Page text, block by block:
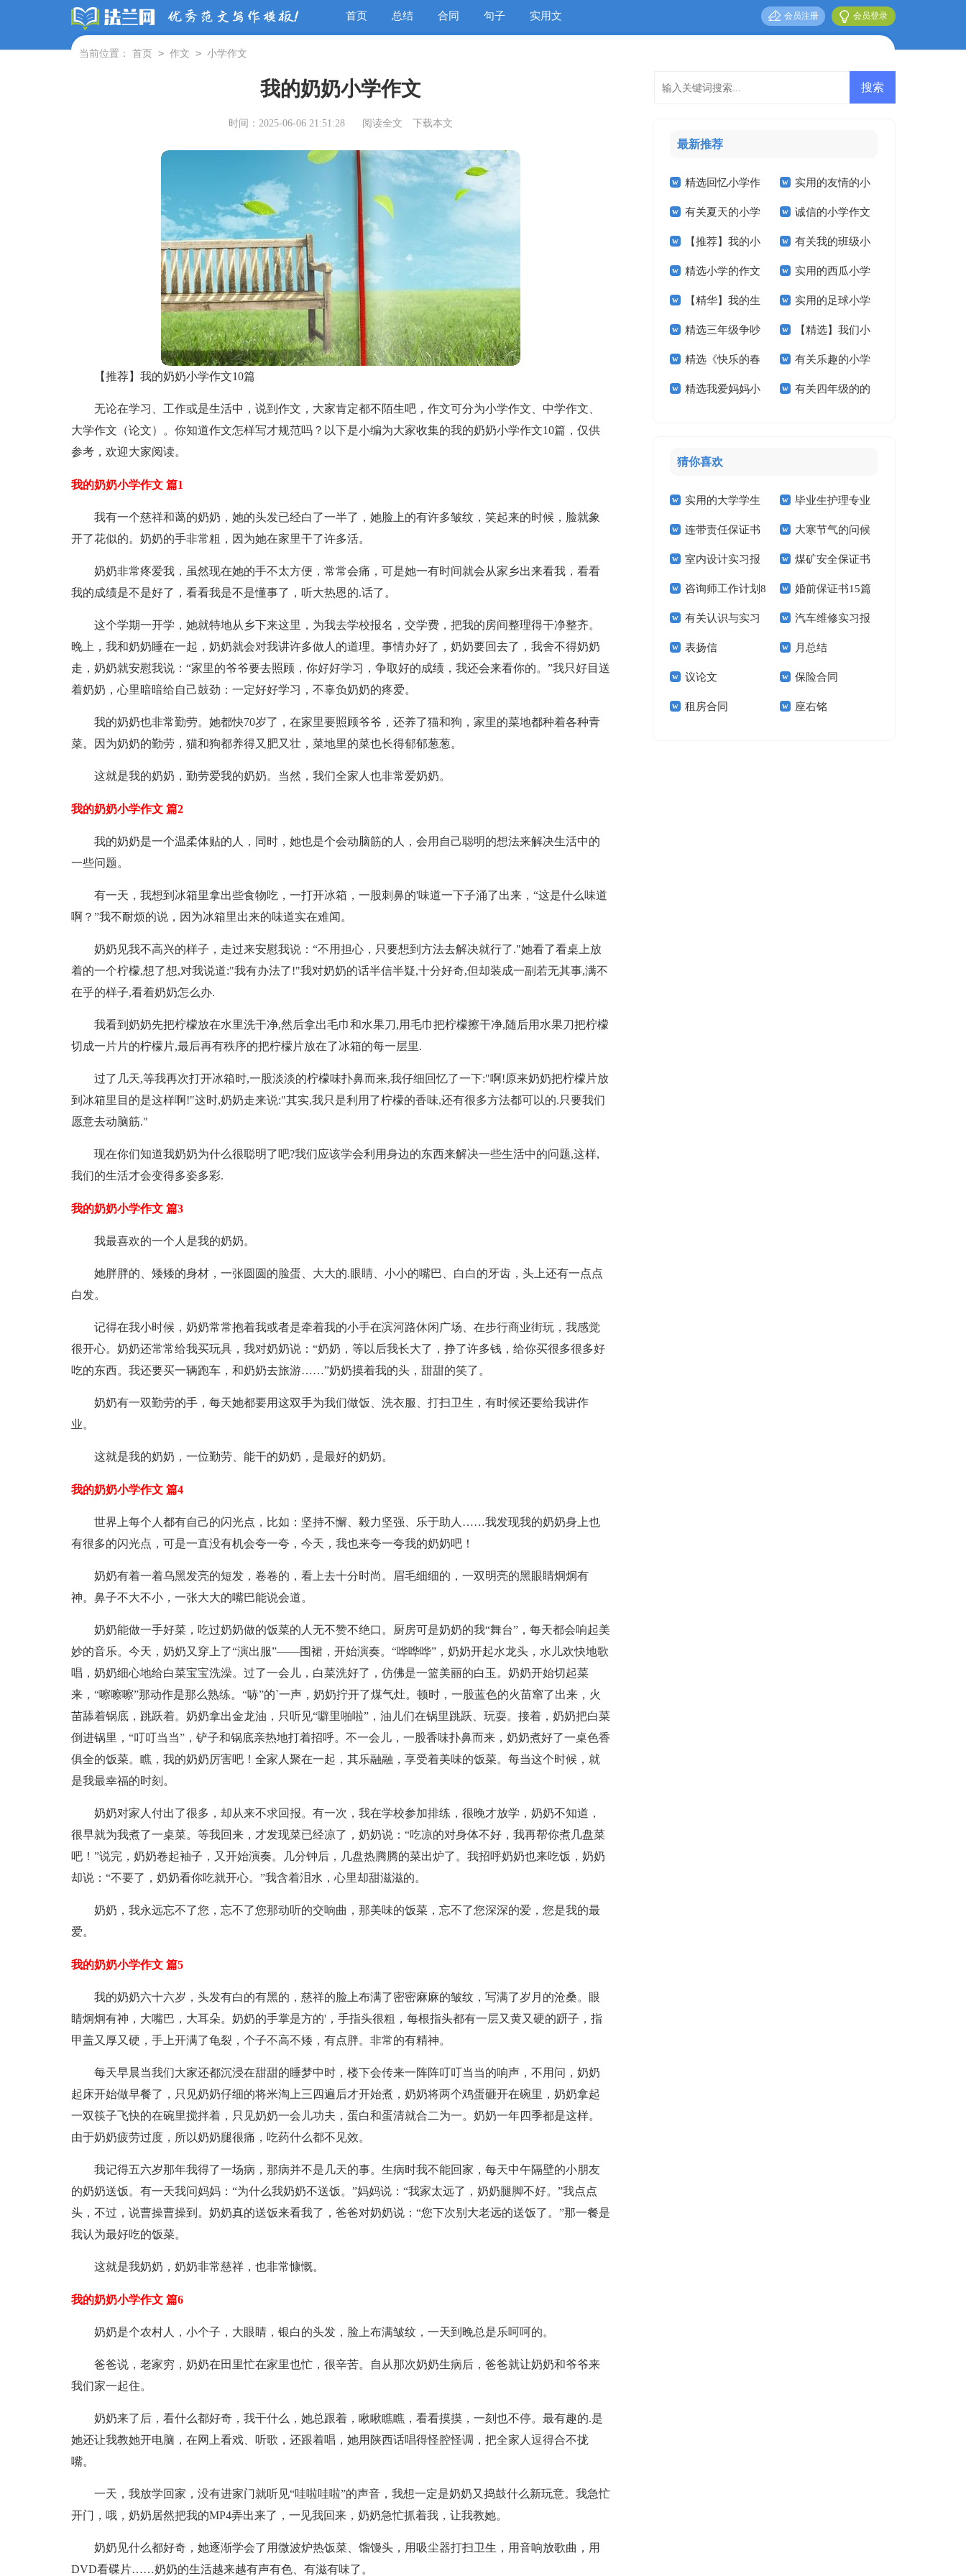
首页 总结 合同 句子 实用文 会员登录
会员注册
当前位置： 首页 > 作文 > 小学作文
我的奶奶小学作文
时间：2025-06-06 21:51:28 阅读全文 下载本文
【推荐】我的奶奶小学作文10篇
无论在学习、工作或是生活中，说到作文，大家肯定都不陌生吧，作文可分为小学作文、中学作文、
大学作文（论文）。你知道作文怎样写才规范吗？以下是小编为大家收集的我的奶奶小学作文10篇，仅供
参考，欢迎大家阅读。
我的奶奶小学作文 篇1
我有一个慈祥和蔼的奶奶，她的头发已经白了一半了，她脸上的有许多皱纹，笑起来的时候，脸就象
开了花似的。奶奶的手非常粗，因为她在家里干了许多活。
奶奶非常疼爱我，虽然现在她的手不太方便，常常会痛，可是她一有时间就会从家乡出来看我，看看
我的成绩是不是好了，看看我是不是懂事了，听大热恩的.话了。
这个学期一开学，她就特地从乡下来这里，为我去学校报名，交学费，把我的房间整理得干净整齐。
晚上，我和奶奶睡在一起，奶奶就会对我讲许多做人的道理。事情办好了，奶奶要回去了，我舍不得奶奶
走，奶奶就安慰我说：“家里的爷爷要去照顾，你好好学习，争取好的成绩，我还会来看你的。”我只好目送
着奶奶，心里暗暗给自己鼓劲：一定好好学习，不辜负奶奶的疼爱。
我的奶奶也非常勤劳。她都快70岁了，在家里要照顾爷爷，还养了猫和狗，家里的菜地都种着各种青
菜。因为奶奶的勤劳，猫和狗都养得又肥又壮，菜地里的菜也长得郁郁葱葱。
这就是我的奶奶，勤劳爱我的奶奶。当然，我们全家人也非常爱奶奶。
我的奶奶小学作文 篇2
我的奶奶是一个温柔体贴的人，同时，她也是个会动脑筋的人，会用自己聪明的想法来解决生活中的
一些问题。
有一天，我想到冰箱里拿出些食物吃，一打开冰箱，一股刺鼻的'味道一下子涌了出来，“这是什么味道
啊？”我不耐烦的说，因为冰箱里出来的味道实在难闻。
奶奶见我不高兴的样子，走过来安慰我说：“不用担心，只要想到方法去解决就行了."她看了看桌上放
着的一个柠檬,想了想,对我说道:"我有办法了!"我对奶奶的话半信半疑,十分好奇,但却装成一副若无其事,满不
在乎的样子,看着奶奶怎么办.
我看到奶奶先把柠檬放在水里洗干净,然后拿出毛巾和水果刀,用毛巾把柠檬擦干净,随后用水果刀把柠檬
切成一片片的柠檬片,最后再有秩序的把柠檬片放在了冰箱的每一层里.
过了几天,等我再次打开冰箱时,一股淡淡的柠檬味扑鼻而来,我仔细回忆了一下:"啊!原来奶奶把柠檬片放
到冰箱里目的是这样啊!"这时,奶奶走来说:"其实,我只是利用了柠檬的香味,还有很多方法都可以的.只要我们
愿意去动脑筋."
现在你们知道我奶奶为什么很聪明了吧?我们应该学会利用身边的东西来解决一些生活中的问题,这样,
我们的生活才会变得多姿多彩.
我的奶奶小学作文 篇3
我最喜欢的一个人是我的奶奶。
她胖胖的、矮矮的身材，一张圆圆的脸蛋、大大的.眼睛、小小的嘴巴、白白的牙齿，头上还有一点点
白发。
记得在我小时候，奶奶常常抱着我或者是牵着我的小手在滨河路休闲广场、在步行商业街玩，我感觉
很开心。奶奶还常常给我买玩具，我对奶奶说：“奶奶，等以后我长大了，挣了许多钱，给你买很多很多好
吃的东西。我还要买一辆跑车，和奶奶去旅游……”奶奶摸着我的头，甜甜的笑了。
奶奶有一双勤劳的手，每天她都要用这双手为我们做饭、洗衣服、打扫卫生，有时候还要给我讲作
业。
这就是我的奶奶，一位勤劳、能干的奶奶，是最好的奶奶。
我的奶奶小学作文 篇4
世界上每个人都有自己的闪光点，比如：坚持不懈、毅力坚强、乐于助人……我发现我的奶奶身上也
有很多的闪光点，可是一直没有机会夸一夸，今天，我也来夸一夸我的奶奶吧！
奶奶有着一着乌黑发亮的短发，卷卷的，看上去十分时尚。眉毛细细的，一双明亮的黑眼睛炯炯有
神。鼻子不大不小，一张大大的嘴巴能说会道。
奶奶能做一手好菜，吃过奶奶做的饭菜的人无不赞不绝口。厨房可是奶奶的我“舞台”，每天都会响起美
妙的音乐。今天，奶奶又穿上了“演出服”——围裙，开始演奏。“哗哗哗”，奶奶开起水龙头，水儿欢快地歌
唱，奶奶细心地给白菜宝宝洗澡。过了一会儿，白菜洗好了，仿佛是一篮美丽的白玉。奶奶开始切起菜
来，“嚓嚓嚓”那动作是那么熟练。“哧”的`一声，奶奶拧开了煤气灶。顿时，一股蓝色的火苗窜了出来，火
苗舔着锅底，跳跃着。奶奶拿出金龙油，只听见“噼里啪啦”，油儿们在锅里跳跃、玩耍。接着，奶奶把白菜
倒进锅里，“叮叮当当”，铲子和锅底亲热地打着招呼。不一会儿，一股香味扑鼻而来，奶奶煮好了一桌色香
俱全的饭菜。瞧，我的奶奶厉害吧！全家人聚在一起，其乐融融，享受着美味的饭菜。每当这个时候，就
是我最幸福的时刻。
奶奶对家人付出了很多，却从来不求回报。有一次，我在学校参加排练，很晚才放学，奶奶不知道，
很早就为我煮了一桌菜。等我回来，才发现菜已经凉了，奶奶说：“吃凉的对身体不好，我再帮你煮几盘菜
吧！”说完，奶奶卷起袖子，又开始演奏。几分钟后，几盘热腾腾的菜出炉了。我招呼奶奶也来吃饭，奶奶
却说：“不要了，奶奶看你吃就开心。”我含着泪水，心里却甜滋滋的。
奶奶，我永远忘不了您，忘不了您那动听的交响曲，那美味的饭菜，忘不了您深深的爱，您是我的最
爱。
我的奶奶小学作文 篇5
我的奶奶六十六岁，头发有白的有黑的，慈祥的脸上布满了密密麻麻的皱纹，写满了岁月的沧桑。眼
睛炯炯有神，大嘴巴，大耳朵。奶奶的手掌是方的'，手指头很粗，每根指头都有一层又黄又硬的趼子，指
甲盖又厚又硬，手上开满了龟裂，个子不高不矮，有点胖。非常的有精神。
每天早晨当我们大家还都沉浸在甜甜的睡梦中时，楼下会传来一阵阵叮叮当当的响声，不用问，奶奶
起床开始做早餐了，只见奶奶仔细的将米淘上三四遍后才开始煮，奶奶将两个鸡蛋砸开在碗里，奶奶拿起
一双筷子飞快的在碗里搅拌着，只见奶奶一会儿功夫，蛋白和蛋清就合二为一。奶奶一年四季都是这样。
由于奶奶疲劳过度，所以奶奶腿很痛，吃药什么都不见效。
我记得五六岁那年我得了一场病，那病并不是几天的事。生病时我不能回家，每天中午隔壁的小朋友
的奶奶送饭。有一天我问妈妈：“为什么我奶奶不送饭。”妈妈说：“我家太远了，奶奶腿脚不好。”我点点
头，不过，说曹操曹操到。奶奶真的送饭来看我了，爸爸对奶奶说：“您下次别大老远的送饭了。”那一餐是
我认为最好吃的饭菜。
这就是我奶奶，奶奶非常慈祥，也非常慷慨。
我的奶奶小学作文 篇6
奶奶是个农村人，小个子，大眼睛，银白的头发，脸上布满皱纹，一天到晚总是乐呵呵的。
爸爸说，老家穷，奶奶在田里忙在家里也忙，很辛苦。自从那次奶奶生病后，爸爸就让奶奶和爷爷来
我们家一起住。
奶奶来了后，看什么都好奇，我干什么，她总跟着，瞅瞅瞧瞧，看看摸摸，一刻也不停。最有趣的.是
她还让我教她开电脑，在网上看戏、听歌，还跟着唱，她用陕西话唱得怪腔怪调，把全家人逗得合不拢
嘴。
一天，我放学回家，没有进家门就听见“哇啦哇啦”的声音，我想一定是奶奶又捣鼓什么新玩意。我急忙
开门，哦，奶奶居然把我的MP4弄出来了，一见我回来，奶奶急忙抓着我，让我教她。
奶奶见什么都好奇，她逐渐学会了用微波炉热饭菜、馏馒头，用吸尘器打扫卫生，用音响放歌曲，用
DVD看碟片……奶奶的生活越来越有声有色、有滋有味了。
最新推荐
精选回忆小学作
文300字合集10篇
实用的友情的小
学作文300字四篇
有关夏天的小学
作文合集五篇
诚信的小学作文
汇编6篇
【推荐】我的小
学作文合集8篇
有关我的班级小
学作文合集9篇
精选小学的作文
600字合集六篇
实用的西瓜小学
作文8篇
【精华】我的生
活小学作文四篇
实用的足球小学
作文合集八篇
精选三年级争吵
作文300字四篇
【精选】我们小
学作文300字六篇
精选《快乐的春
节》小学作文合集九
有关乐趣的小学
作文合集10篇
精选我爱妈妈小 有关四年级的的
猜你喜欢
实用的大学学生
实习报告范文锦集六
篇
毕业生护理专业
求职信精选15篇
连带责任保证书 大寒节气的问候
祝福语
室内设计实习报
告汇编15篇
煤矿安全保证书
(15篇)
咨询师工作计划8
篇
婚前保证书15篇
有关认识与实习
报告模板集锦十篇
汽车维修实习报
告(汇编15篇)
表扬信 月总结
议论文 保险合同
租房合同 座右铭